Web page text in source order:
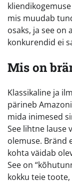
mis muudab
osaks, ja see on
konkurendid ei
Mis on
Klassikaline ja
pärineb
mida inimesed
See lihtne lause
olemuse. Bränd
kohta väidab
See on
kokku teie